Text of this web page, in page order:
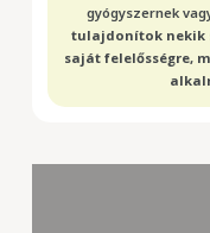
gyógyszernek
tulajdonítok nekik
saját felelősségre,